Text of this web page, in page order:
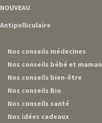
NOUVEAU
Antipelliculaire
Nos conseils médecines
Nos conseils bébé et maman
Nos conseils bien-être
Nos conseils Bio
Nos conseils santé
Nos idées cadeaux